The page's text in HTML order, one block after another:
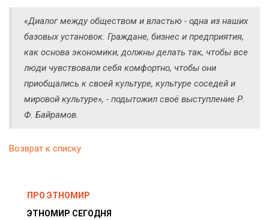
«Диалог между обществом и властью - одна из наших
базовых установок. Граждане, бизнес и предприятия,
как основа экономики, должны делать так, чтобы все
люди чувствовали себя комфортно, чтобы они
приобщались к своей культуре, культуре соседей и
мировой культуре», - подытожил своё выступление Р.
Ф. Байрамов.
Возврат к списку
ПРО ЭТНОМИР
ЭТНОМИР СЕГОДНЯ